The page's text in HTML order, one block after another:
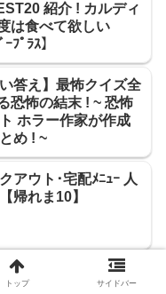
紹介 ! カルディ
は食べて欲しい
ﾌﾟﾗｽ】
答え】最怖クイズ全
恐怖の結末 ! ~ 恐怖
ホラー作家が作成
め ! ~
アウト･宅配ﾒﾆｭｰ 人
帰れま10】
印良品ごはんにかけ
い順 TOP5 ! ~無印良
トップ サイドバー